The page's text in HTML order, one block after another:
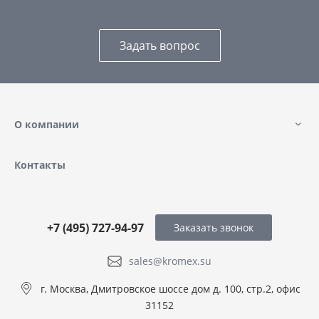
Задать вопрос
О компании
Контакты
sales@kromex.su
+7 (495) 727-94-97
г. Москва, Дмитровское шоссе дом д. 100, стр.2, офис
31152
Заказать звонок